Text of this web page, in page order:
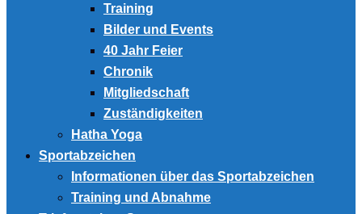
Training
Bilder und Events
40 Jahr Feier
Chronik
Mitgliedschaft
Zuständigkeiten
Hatha Yoga
Sportabzeichen
Informationen über das Sportabzeichen
Training und Abnahme